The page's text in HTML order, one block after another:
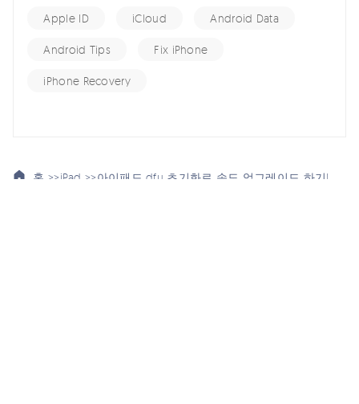
Apple ID iCloud Android Data
Android Tips Fix iPhone
iPhone Recovery
홈 >>iPad >>아이패드 dfu 초기화로 속도 업그레이드 하기!